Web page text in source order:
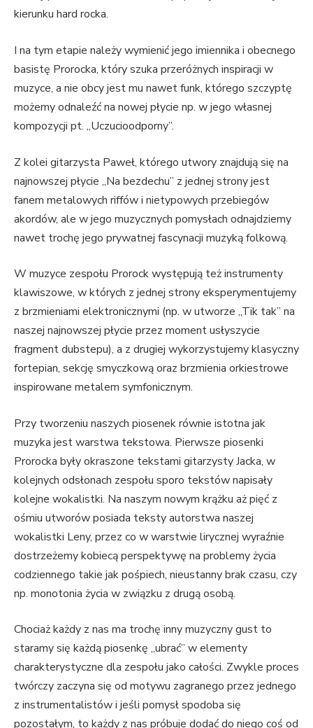
kierunku hard rocka.
I na tym etapie należy wymienić jego imiennika i obecnego
basistę Prorocka, który szuka przeróżnych inspiracji w
muzyce, a nie obcy jest mu nawet funk, którego szczyptę
możemy odnaleźć na nowej płycie np. w jego własnej
kompozycji pt. „Uczucioodporny”.
Z kolei gitarzysta Paweł, którego utwory znajdują się na
najnowszej płycie „Na bezdechu” z jednej strony jest
fanem metalowych riffów i nietypowych przebiegów
akordów, ale w jego muzycznych pomysłach odnajdziemy
nawet trochę jego prywatnej fascynacji muzyką folkową.
W muzyce zespołu Prorock występują też instrumenty
klawiszowe, w których z jednej strony eksperymentujemy
z brzmieniami elektronicznymi (np. w utworze „Tik tak” na
naszej najnowszej płycie przez moment usłyszycie
fragment dubstepu), a z drugiej wykorzystujemy klasyczny
fortepian, sekcję smyczkową oraz brzmienia orkiestrowe
inspirowane metalem symfonicznym.
Przy tworzeniu naszych piosenek równie istotna jak
muzyka jest warstwa tekstowa. Pierwsze piosenki
Prorocka były okraszone tekstami gitarzysty Jacka, w
kolejnych odsłonach zespołu sporo tekstów napisały
kolejne wokalistki. Na naszym nowym krążku aż pięć z
ośmiu utworów posiada teksty autorstwa naszej
wokalistki Leny, przez co w warstwie lirycznej wyraźnie
dostrzeżemy kobiecą perspektywę na problemy życia
codziennego takie jak pośpiech, nieustanny brak czasu, czy
np. monotonia życia w związku z drugą osobą.
Chociaż każdy z nas ma trochę inny muzyczny gust to
staramy się każdą piosenkę „ubrać” w elementy
charakterystyczne dla zespołu jako całości. Zwykle proces
twórczy zaczyna się od motywu zagranego przez jednego
z instrumentalistów i jeśli pomysł spodoba się
pozostałym, to każdy z nas próbuje dodać do niego coś od